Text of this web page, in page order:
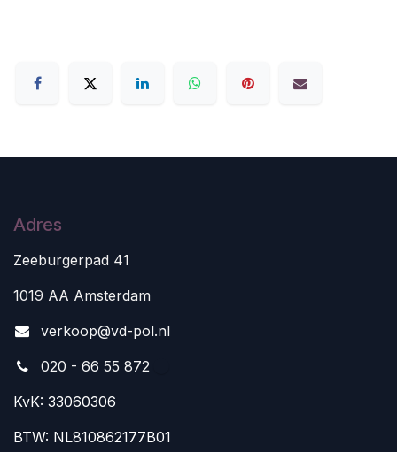
Adres
Zeeburgerpad 41
1019 AA Amsterdam
verkoop@vd-pol.nl
020 - 66 55 872
KvK: 33060306
BTW: NL810862177B01